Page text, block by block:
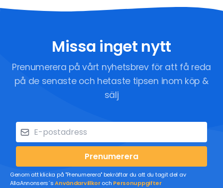
Missa inget nytt
Prenumerera på vårt nyhetsbrev för att få reda
på de senaste och hetaste tipsen inom köp &
sälj
Prenumerera
Genom att klicka på "Prenumerera" bekräftar du att du tagit del av
AllaAnnonsers´sAnvändarvillkoroch Personuppgifter